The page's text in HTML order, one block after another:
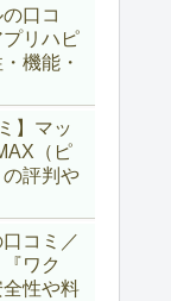
口コ
プリハピ
機能・
】マッ
（ピ
評判や
コミ／
ワク
全性や料